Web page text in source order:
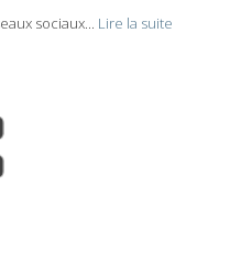
sociaux... Lire la suite